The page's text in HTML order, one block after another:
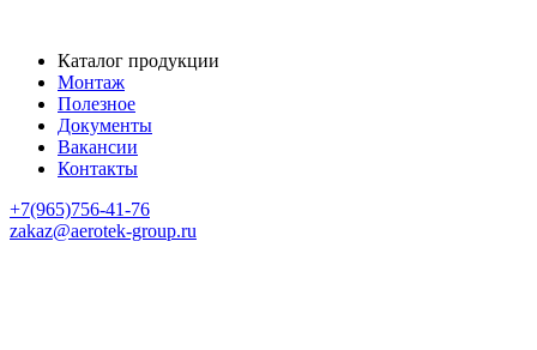
Каталог продукции
Монтаж
Полезное
Документы
Вакансии
Контакты
+7(965)756-41-76
zakaz@aerotek-group.ru